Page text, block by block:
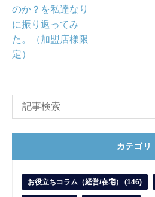
カテゴリ
お役立ちコラム（経営/在宅） (146)